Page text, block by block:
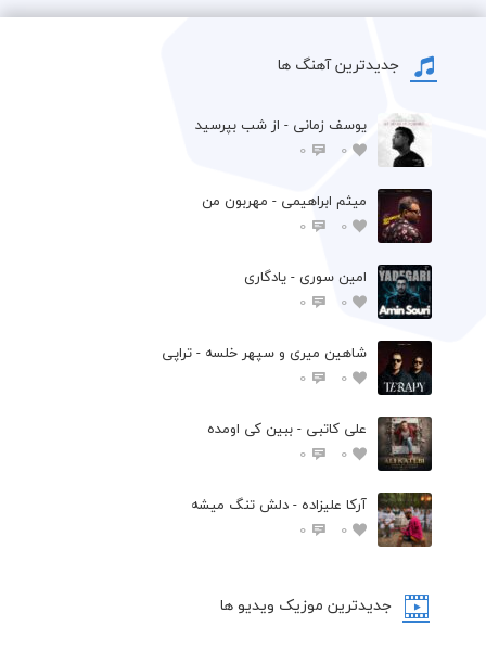
جدیدترین آهنگ ها
یوسف زمانی - از شب بپرسید
0
0
میثم ابراهیمی - مهربون من
0
0
امین سوری - یادگاری
0
0
شاهین میری و سپهر خلسه - تراپی
0
0
علی کاتبی - ببین کی اومده
0
0
آرکا علیزاده - دلش تنگ میشه
0
0
جدیدترین موزیک ویدیو ها